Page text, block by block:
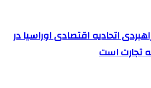
اتحادیه اقتصادی اوراسیا در
تجارت است